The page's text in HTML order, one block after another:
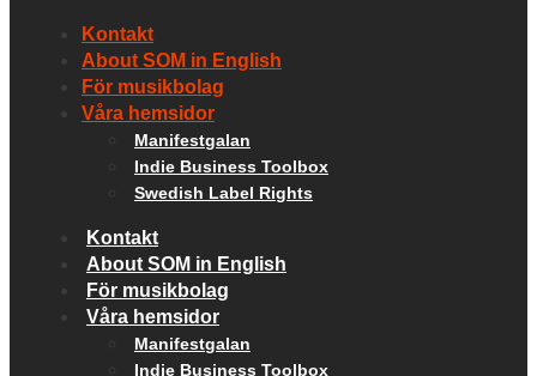
Kontakt
About SOM in English
För musikbolag
Våra hemsidor
Manifestgalan
Indie Business Toolbox
Swedish Label Rights
Kontakt
About SOM in English
För musikbolag
Våra hemsidor
Manifestgalan
Indie Business Toolbox